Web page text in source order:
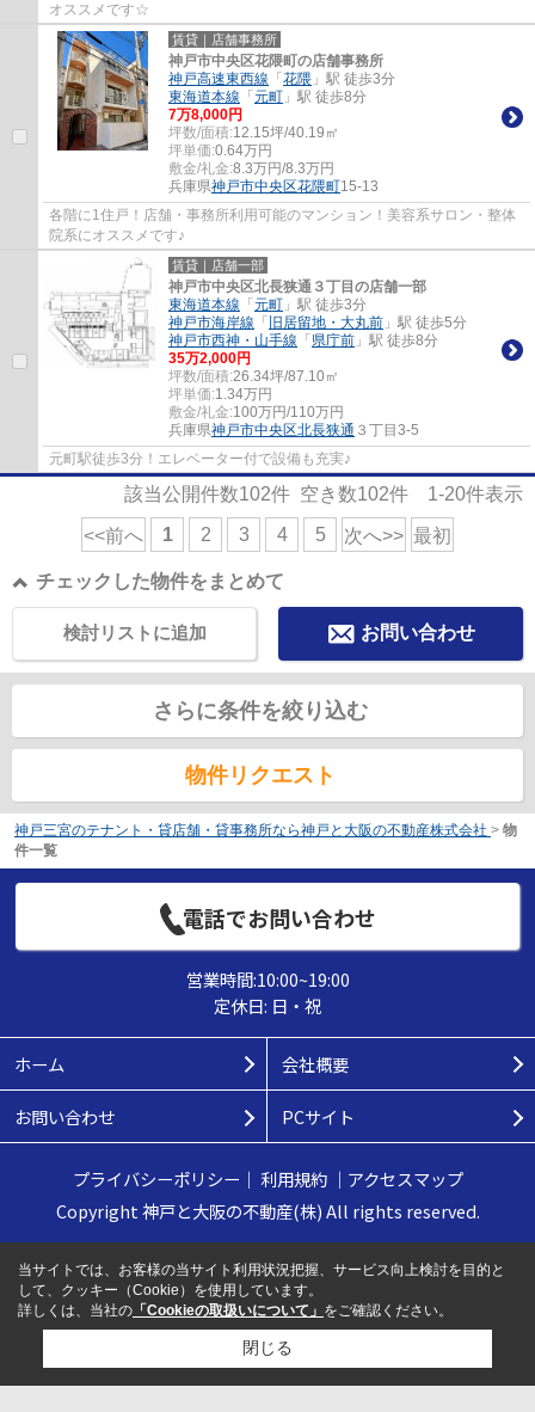
オススメです☆
賃貸｜店舗事務所
神戸市中央区花隈町の店舗事務所
神戸高速東西線 「 花隈 」駅 徒歩3分
東海道本線 「 元町 」駅 徒歩8分
7万8,000円
坪数/面積:12.15坪/40.19㎡
坪単価:0.64万円
敷金/礼金:8.3万円/8.3万円
兵庫県神戸市中央区花隈町15-13
各階に1住戸！店舗・事務所利用可能のマンション！美容系サロン・整体
院系にオススメです♪
賃貸｜店舗一部
神戸市中央区北長狭通３丁目の店舗一部
東海道本線 「 元町 」駅 徒歩3分
神戸市海岸線 「 旧居留地・大丸前 」駅 徒歩5分
神戸市西神・山手線 「 県庁前 」駅 徒歩8分
35万2,000円
坪数/面積:26.34坪/87.10㎡
坪単価:1.34万円
敷金/礼金:100万円/110万円
兵庫県神戸市中央区北長狭通 ３丁目3-5
元町駅徒歩3分！エレベーター付で設備も充実♪
該当公開件数102件 空き数102件 1-20件表示
<<前へ 1 2 3 4 5 次へ>> 最初
チェックした物件をまとめて
お問い合わせ
検討リストに追加
さらに条件を絞り込む
物件リクエスト
神戸三宮のテナント・貸店舗・貸事務所なら神戸と大阪の不動産株式会社 > 物
件一覧
電話でお問い合わせ
営業時間:10:00~19:00
定休日: 日・祝
ホーム 会社概要
お問い合わせ PCサイト
プライバシーポリシー ｜ 利用規約｜ アクセスマップ
Copyright 神戸と大阪の不動産(株) All rights reserved.
当サイトでは、お客様の当サイト利用状況把握、サービス向上検討を目的と
して、クッキー（Cookie）を使用しています。
詳しくは、当社の 「Cookieの取扱いについて」 をご確認ください。
閉じる